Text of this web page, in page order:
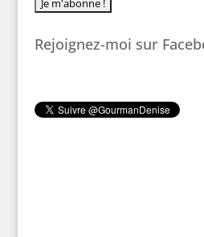
Rejoignez-moi sur